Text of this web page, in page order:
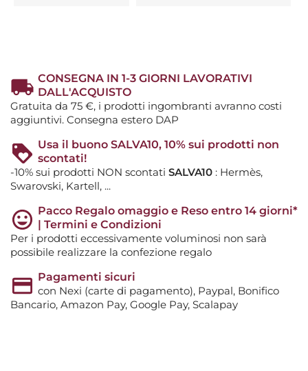
CONSEGNA IN 1-3 GIORNI LAVORATIVI
DALL'ACQUISTO
Gratuita da 75 €, i prodotti ingombranti avranno costi
aggiuntivi. Consegna estero DAP
Usa il buono SALVA10, 10% sui prodotti non
scontati!
-10% sui prodotti NON scontati SALVA10 : Hermès,
Swarovski, Kartell, ...
Pacco Regalo omaggio e Reso entro 14 giorni*
| Termini e Condizioni
Per i prodotti eccessivamente voluminosi non sarà
possibile realizzare la confezione regalo
Pagamenti sicuri
con Nexi (carte di pagamento), Paypal, Bonifico
Bancario, Amazon Pay, Google Pay, Scalapay